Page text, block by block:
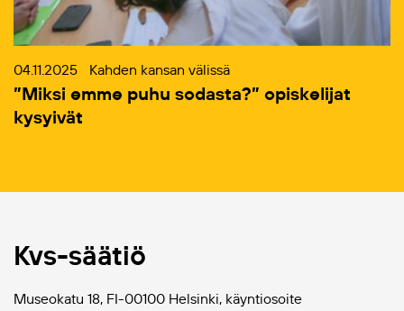
04.11.2025 Kahden kansan välissä
”Miksi emme puhu sodasta?” opiskelijat
kysyivät
Kvs-säätiö
Museokatu 18, FI-00100 Helsinki, käyntiosoite